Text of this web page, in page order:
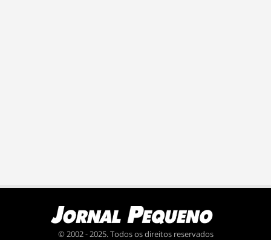
© 2002 - 2025. Todos os direitos reservados